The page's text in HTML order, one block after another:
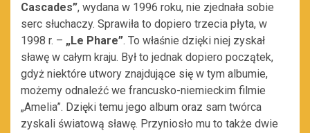
Cascades”, wydana w 1996 roku, nie zjednała sobie
serc słuchaczy. Sprawiła to dopiero trzecia płyta, w
1998 r. – „Le Phare”. To właśnie dzięki niej zyskał
sławę w całym kraju. Był to jednak dopiero początek,
gdyż niektóre utwory znajdujące się w tym albumie,
możemy odnaleźć we francusko-niemieckim filmie
„Amelia”. Dzięki temu jego album oraz sam twórca
zyskali światową sławę. Przyniosło mu to także dwie